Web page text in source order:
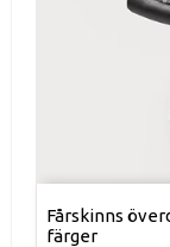
Fårskinns
färger